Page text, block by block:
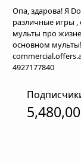
Опа, здарова! Я
различные игры
мульты про
основном
4927177840